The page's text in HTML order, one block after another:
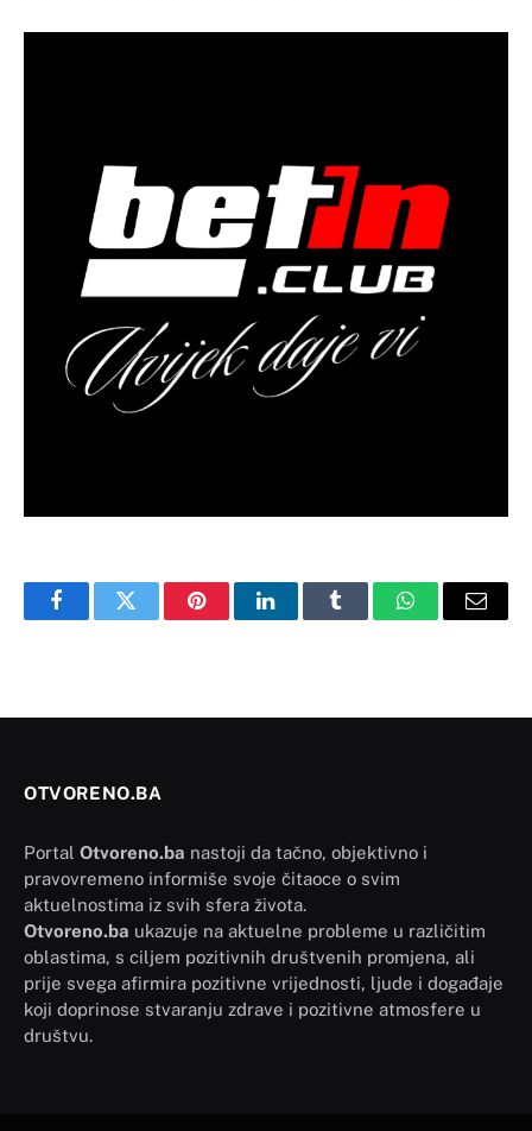
FacebookTwitter PinterestLinkedInTumblr WhatsAppEmail
OTVORENO.BA
Portal Otvoreno.ba nastoji da tačno, objektivno i
pravovremeno informiše svoje čitaoce o svim
aktuelnostima iz svih sfera života.
Otvoreno.ba ukazuje na aktuelne probleme u različitim
oblastima, s ciljem pozitivnih društvenih promjena, ali
prije svega afirmira pozitivne vrijednosti, ljude i događaje
koji doprinose stvaranju zdrave i pozitivne atmosfere u
društvu.